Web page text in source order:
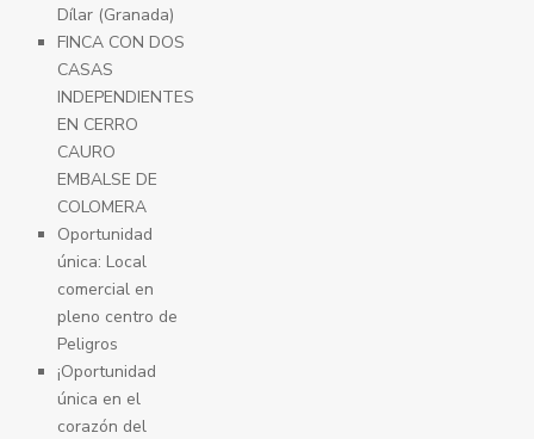
Dílar (Granada)
FINCA CON DOS
CASAS
INDEPENDIENTES
EN CERRO
CAURO
EMBALSE DE
COLOMERA
Oportunidad
única: Local
comercial en
pleno centro de
Peligros
¡Oportunidad
única en el
corazón del